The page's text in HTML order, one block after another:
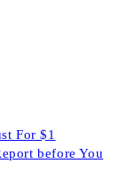
For $1
before You